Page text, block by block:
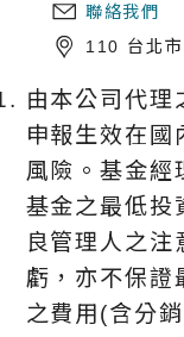
聯絡我們
110 台北
由本公司代理
申報生效在國
風險。基金經
基金之最低投
良管理人之
虧，亦不保證
之費用(含分